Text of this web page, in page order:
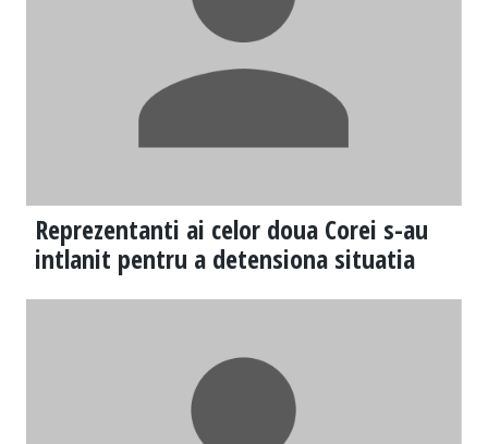
Reprezentanti ai celor doua Corei s-au
intlanit pentru a detensiona situatia